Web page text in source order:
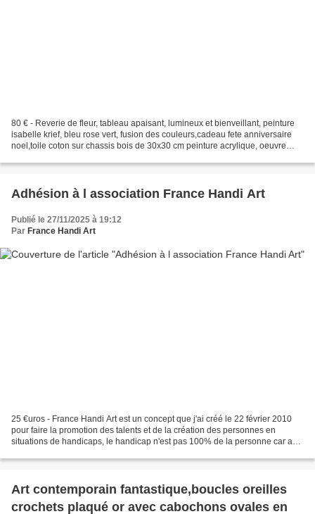
80 € - Reverie de fleur, tableau apaisant, lumineux et bienveillant, peinture
isabelle krief, bleu rose vert, fusion des couleurs,cadeau fete anniversaire
noel,toile coton sur chassis bois de 30x30 cm peinture acrylique, oeuvre
Adhésion à l association France Handi Art
Publié le 27/11/2025 à 19:12
Par France Handi Art
25 €uros - France Handi Art est un concept que j'ai créé le 22 février 2010
pour faire la promotion des talents et de la création des personnes en
situations de handicaps, le handicap n'est pas 100% de la personne car au
Art contemporain fantastique,boucles oreilles
crochets plaqué or avec cabochons ovales en